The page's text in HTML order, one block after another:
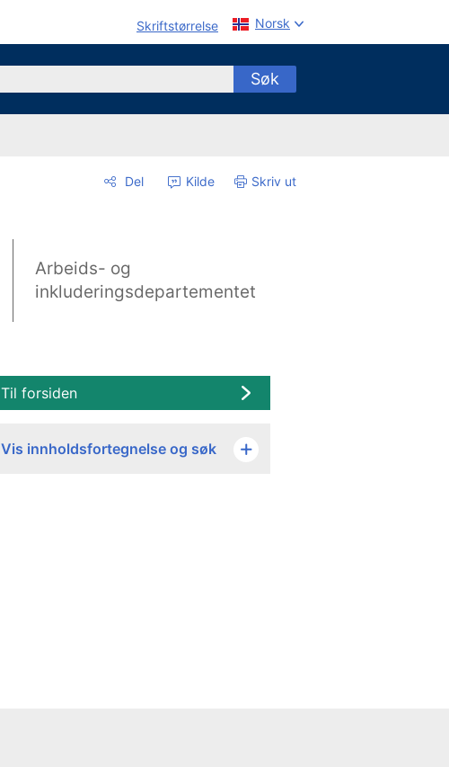
Skriftstørrelse Norsk
Søk
Del Kilde Skriv ut
Arbeids- og
inkluderingsdepartementet
Til forsiden
Vis innholdsfortegnelse og søk